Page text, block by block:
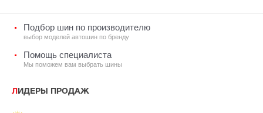
Подбор шин по производителю
выбор моделей автошин по бренду
Помощь специалиста
Мы поможем вам выбрать шины
ЛИДЕРЫ ПРОДАЖ